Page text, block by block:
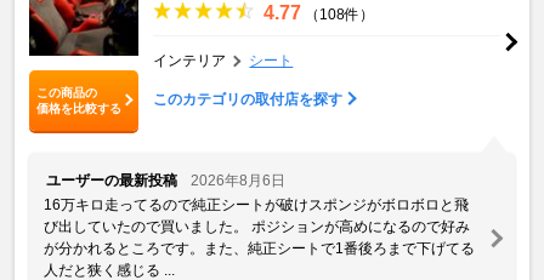
この商品の
価格を比較する
4.77 （108件）
インテリア シート
このカテゴリの取付店を探す
ユーザーの最新投稿
2026年8月6日
16万キロ走ってるので純正シートが破けスポンジがボロボロと飛
び出していたので買いました。 ポジションが高めになるので好み
が分かれるところです。また、純正シートで1番後ろまで下げてる
人だと狭く感じる ...